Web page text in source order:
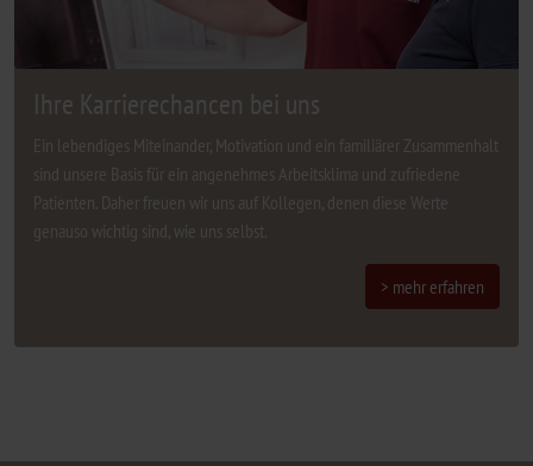
Ihre Karrierechancen bei uns
Ein lebendiges Miteinander, Motivation und ein familiärer Zusammenhalt
sind unsere Basis für ein angenehmes Arbeitsklima und zufriedene
Patienten. Daher freuen wir uns auf Kollegen, denen diese Werte
genauso wichtig sind, wie uns selbst.
> mehr erfahren